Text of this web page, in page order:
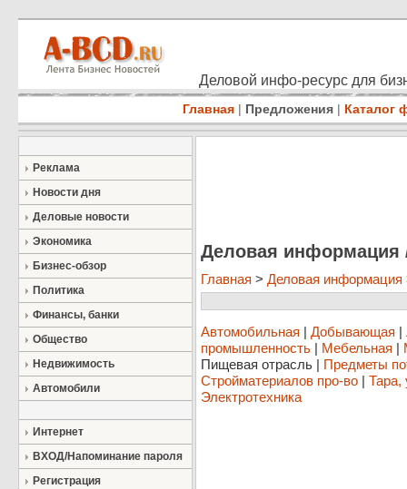
Деловой инфо-ресурс для
Главная | Предложения | Каталог
Реклама
Новости дня
Деловые новости
Экономика
Бизнес-обзор
Политика
Финансы, банки
Общество
Недвижимость
Автомобили
Интернет
ВХОД/Напоминание пароля
Регистрация
Деловая информация
Главная > Деловая информация
Автомобильная | Добывающая |
промышленность | Мебельная |
Пищевая отрасль | Предметы
Стройматериалов про-во | Тара,
Электротехника